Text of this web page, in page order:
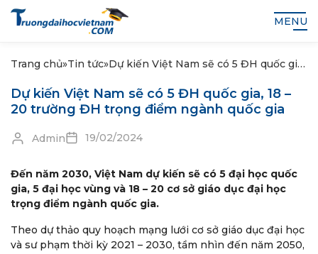
MENU
Trang chủ»Tin tức»Dự kiến Việt Nam sẽ có 5 ĐH quốc gia,
quốc gia
Dự kiến Việt Nam sẽ có 5 ĐH quốc gia, 18 –
20 trường ĐH trọng điểm ngành quốc gia
Admin 19/02/2024
Đến năm 2030, Việt Nam dự kiến sẽ có 5 đại học quốc
gia, 5 đại học vùng và 18 – 20 cơ sở giáo dục đại học
trọng điểm ngành quốc gia.
Theo dự thảo quy hoạch mạng lưới cơ sở giáo dục đại học
và sư phạm thời kỳ 2021 – 2030, tầm nhìn đến năm 2050,